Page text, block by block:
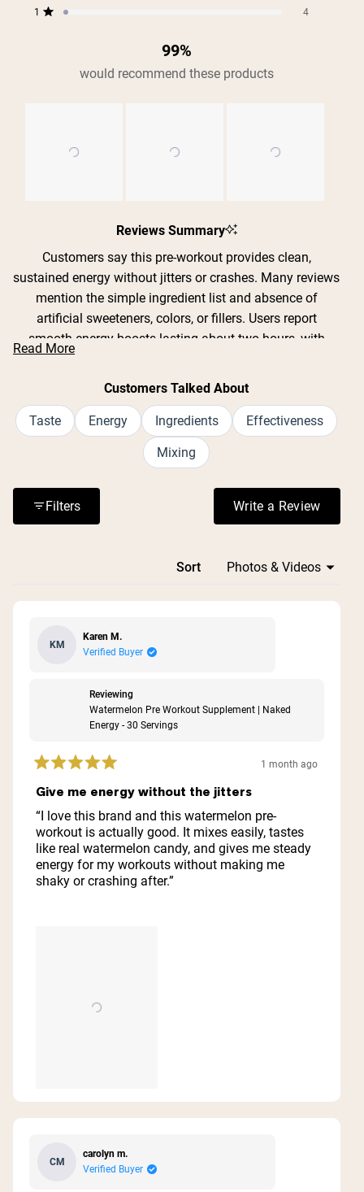
1 4
99%
would recommend these products
selected
Reviews Summary
Customers say this pre-workout provides clean,
sustained energy without jitters or crashes. Many reviews
mention the simple ingredient list and absence of
artificial sweeteners, colors, or fillers. Users report
smooth energy boosts lasting about two hours, with
good focus and performance during workouts. Common
feedback includes excellent mixability in water and
Reviews are mixed on taste - some find flavored versions
pleasant while others describe the unflavored as bitter or
chalky, though many note the taste is manageable when
product's value for those seeking natural ingredients,
with users appreciating the customizable dosing and
Read More
Customers Talked About
Taste Energy Ingredients Effectiveness
Mixing
Filters Write a Review
(Opens in a
Sort
KM
Karen M.
Verified Buyer
Reviewing
Watermelon Pre Workout Supplement | Naked
Energy - 30 Servings
Rated
5
out
of
5
stars
1 month ago
Give me energy without the jitters
“I love this brand and this watermelon pre-
workout is actually good. It mixes easily, tastes
like real watermelon candy, and gives me steady
energy for my workouts without making me
shaky or crashing after.”
CM
carolyn m.
Verified Buyer
Loading...